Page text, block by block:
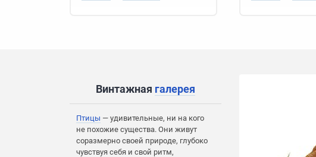
Винтажная галерея
Птицы — удивительные, ни на кого
не похожие существа. Они живут
соразмерно своей природе, глубоко
чувствуя себя и свой ритм,